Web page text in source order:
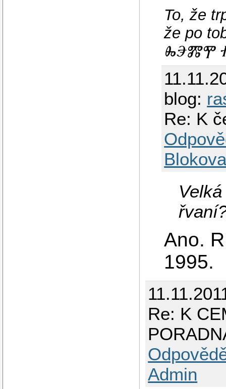
To, že
že po
ⰈⰅⰏⰉ
blog:
Re: K
Ano.
1995.
Re: K
Admin